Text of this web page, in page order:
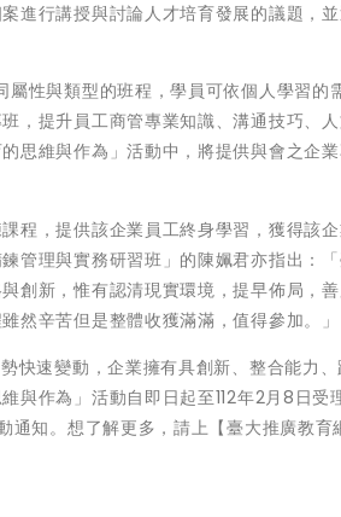
進行講授與討論人才培育發展的議題，
性與類型的班程，學員可依個人學習的
，提升員工商管專業知識、溝通技巧、
思維與作為」活動中，將提供與會之企
程，提供該企業員工終身學習，獲得該
管理與實務研習班」的陳姵君亦指出：
創新，惟有認清現實環境，提早佈局，
然辛苦但是整體收獲滿滿，值得參加。」
快速變動，企業擁有具創新、整合能力
與作為」活動自即日起至112年2月8日受
通知。想了解更多，請上【臺大推廣教